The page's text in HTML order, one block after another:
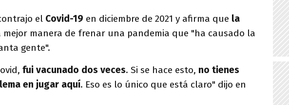
el Covid-19 en diciembre de 2021 y afirma que la
mejor manera de frenar una pandemia que "ha causado la
gente".
fui vacunado dos veces. Si se hace esto, no tienes
en jugar aquí. Eso es lo único que está claro" dijo en